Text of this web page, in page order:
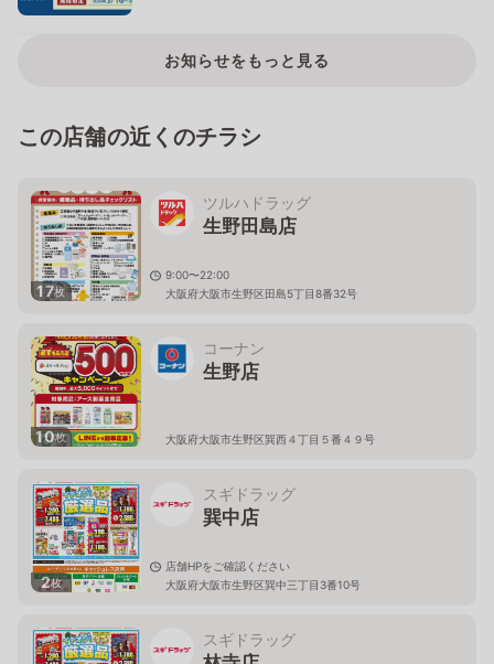
お知らせをもっと見る
この店舗の近くのチラシ
17枚
ツルハドラッグ
生野田島店
9:00〜22:00
大阪府大阪市生野区田島5丁目8番32号
10枚
コーナン
生野店
大阪府大阪市生野区巽西４丁目５番４９号
2枚
スギドラッグ
巽中店
店舗HPをご確認ください
大阪府大阪市生野区巽中三丁目3番10号
スギドラッグ